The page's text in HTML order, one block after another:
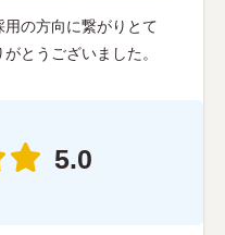
の方向に繋がりとて
とうございました。
5.0